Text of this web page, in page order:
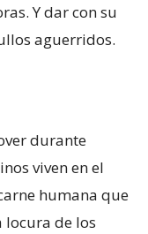
Y dar con su
aguerridos.
durante
viven en el
humana que
locura de los